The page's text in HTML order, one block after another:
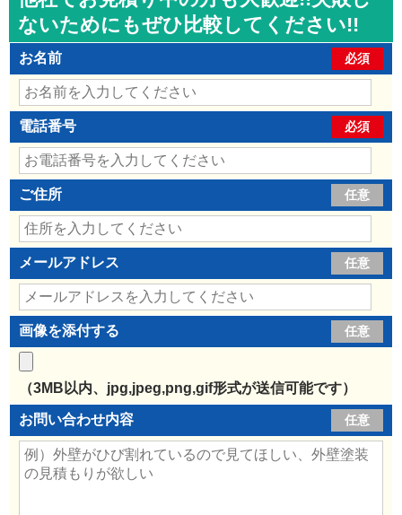
ないためにもぜひ比較してください!!
お名前 必須
電話番号 必須
ご住所 任意
メールアドレス 任意
画像を添付する 任意
（3MB以内、jpg,jpeg,png,gif形式が送信可能です）
お問い合わせ内容 任意